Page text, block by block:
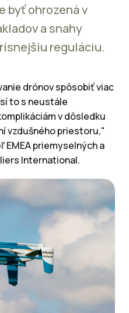
byť ohrozená v
a snahy
reguláciu.
drónov spôsobiť viac
to s neustále
v dôsledku
vzdušného priestoru,"
EMEA priemyselných a
International.